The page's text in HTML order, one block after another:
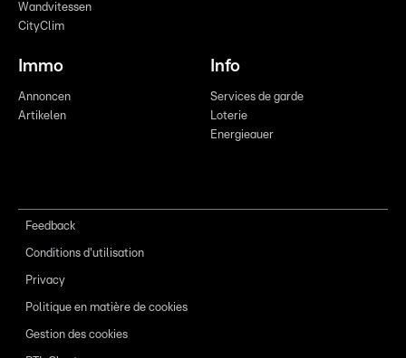
Wandvitessen
CityClim
Immo
Annoncen
Artikelen
Info
Services de garde
Loterie
Energieauer
Feedback
Conditions d'utilisation
Privacy
Politique en matière de cookies
Gestion des cookies